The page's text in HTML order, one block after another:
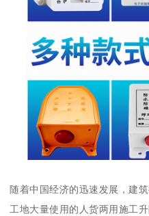
随着中国经济的迅速发展，建
工地大量使用的人货两用施工